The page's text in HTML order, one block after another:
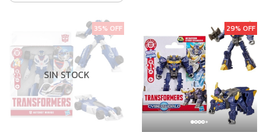
35% OFF
SIN STOCK
29% OFF